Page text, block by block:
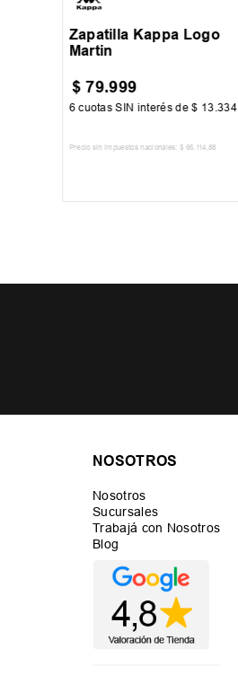
Zapatilla Kappa Logo
Martin
$ 79.999
6 cuotas SIN interés de$ 13 .334
Precio sin impuestos nacionales: $ 66. 114 ,88
NOSOTROS
Nosotros
Sucursales
Trabajá con Nosotros
Blog